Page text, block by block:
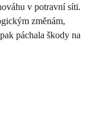
v potravní síti.
změnám,
páchala škody na